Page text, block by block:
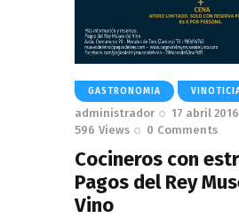
GASTRONOMIA
administrador
17 abril 2016
596 Views 0 Comments
Cocineros con
Pagos del Rey
Vino